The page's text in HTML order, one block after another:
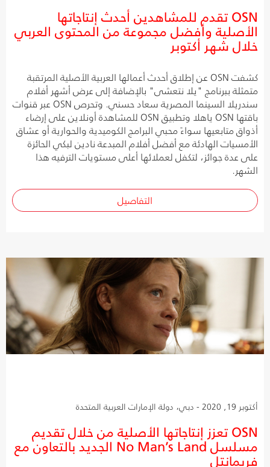
OSN تقدم للمشاهدين أحدث إنتاجاتها
الأصلية وأفضل مجموعة من المحتوى العربي
خلال شهر أكتوبر
كشفت OSN عن إطلاق أحدث أعمالها العربية الأصلية المرتقبة
متمثلة ببرنامج "يلا نتعشى" بالإضافة إلى عرض أشهر أفلام
سندريلا السينما المصرية سعاد حسني. وتحرص OSN عبر قنوات
باقتها OSN ياهلا وتطبيق OSN للمشاهدة أونلاين على إرضاء
أذواق متابعيها سواءً محبي البرامج الكوميدية والحوارية أو عشاق
الأمسيات الهادئة مع أفضل أفلام المبدعة نادين لبكي الحائزة
على عدة جوائز، لتكفل لعملائها أعلى مستويات الترفيه هذا
الشهر.
التفاصيل
أكتوبر 19, 2020 - دبي، دولة الإمارات العربية المتحدة
OSN تعزز إنتاجاتها الأصلية من خلال تقديم
مسلسل No Man’s Land الجديد بالتعاون مع
فريمانتل